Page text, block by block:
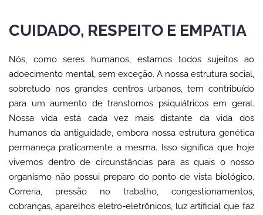
CUIDADO, RESPEITO E EMPATIA
Nós, como seres humanos, estamos todos sujeitos ao
adoecimento mental, sem exceção. A nossa estrutura social,
sobretudo nos grandes centros urbanos, tem contribuído
para um aumento de transtornos psiquiátricos em geral.
Nossa vida está cada vez mais distante da vida dos
humanos da antiguidade, embora nossa estrutura genética
permaneça praticamente a mesma. Isso significa que hoje
vivemos dentro de circunstâncias para as quais o nosso
organismo não possui preparo do ponto de vista biológico.
Correria, pressão no trabalho, congestionamentos,
cobranças, aparelhos eletro-eletrônicos, luz artificial que faz